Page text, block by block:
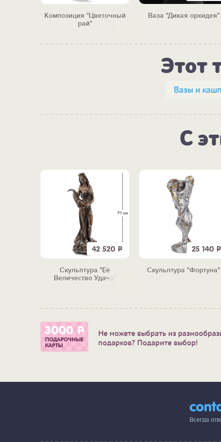
Композиция "Цветочный
рай"
Ваза "Дикая орхидея"
Этот
Вазы и
С
42 520 Р
Скульптура "Её
Величество Удача"
25 140 Р
Скульптура "Фортуна"
Не можете выбрать из
подарков? Подарите выбор!
Всегда